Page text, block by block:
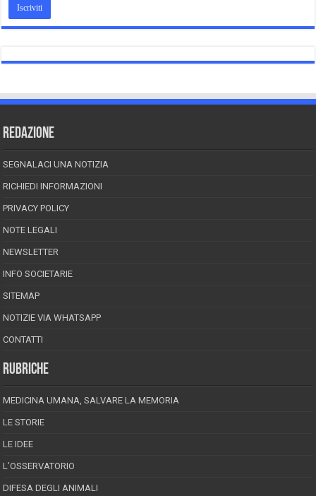
REDAZIONE
SEGNALACI UNA NOTIZIA
RICHIEDI INFORMAZIONI
PRIVACY POLICY
NOTE LEGALI
NEWSLETTER
INFO SOCIETARIE
SITEMAP
NOTIZIE VIA WHATSAPP
CONTATTI
RUBRICHE
MEDICINA UMANA, SALVARE LA MEMORIA
LE STORIE
LE IDEE
L’OSSERVATORIO
DIFESA DEGLI ANIMALI